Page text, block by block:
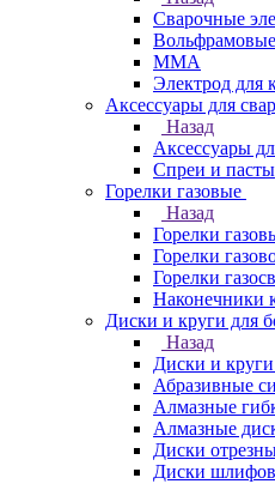
Сварочные
ММА
Электрод для
Аксессуары для
Назад
Аксессуары
Спреи и пасты
Горелки газовые
Назад
Горелки
Горелки
Горелки
Наконечники
Диски и круги для
Назад
Диски и
Абразивные
Алмазные
Алмазные
Диски
Диски